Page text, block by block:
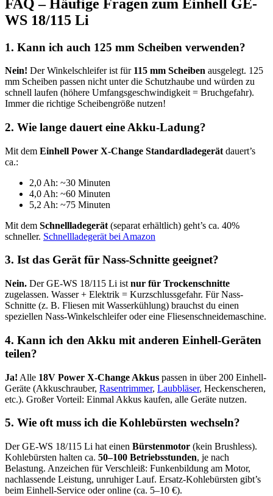
FAQ – Häufige Fragen zum Einhell GE-
WS 18/115 Li
1. Kann ich auch 125 mm Scheiben verwenden?
Nein! Der Winkelschleifer ist für 115 mm Scheiben ausgelegt. 125
mm Scheiben passen nicht unter die Schutzhaube und würden zu
schnell laufen (höhere Umfangsgeschwindigkeit = Bruchgefahr).
Immer die richtige Scheibengröße nutzen!
2. Wie lange dauert eine Akku-Ladung?
Mit dem Einhell Power X-Change Standardladegerät dauert’s
ca.:
2,0 Ah: ~30 Minuten
4,0 Ah: ~60 Minuten
5,2 Ah: ~75 Minuten
Mit dem Schnellladegerät (separat erhältlich) geht’s ca. 40%
schneller. Schnellladegerät bei Amazon
3. Ist das Gerät für Nass-Schnitte geeignet?
Nein. Der GE-WS 18/115 Li ist nur für Trockenschnitte
zugelassen. Wasser + Elektrik = Kurzschlussgefahr. Für Nass-
Schnitte (z. B. Fliesen mit Wasserkühlung) brauchst du einen
speziellen Nass-Winkelschleifer oder eine Fliesenschneidemaschine.
4. Kann ich den Akku mit anderen Einhell-Geräten
teilen?
Ja! Alle 18V Power X-Change Akkus passen in über 200 Einhell-
Geräte (Akkuschrauber, Rasentrimmer, Laubbläser, Heckenscheren,
etc.). Großer Vorteil: Einmal Akkus kaufen, alle Geräte nutzen.
5. Wie oft muss ich die Kohlebürsten wechseln?
Der GE-WS 18/115 Li hat einen Bürstenmotor (kein Brushless).
Kohlebürsten halten ca. 50–100 Betriebsstunden, je nach
Belastung. Anzeichen für Verschleiß: Funkenbildung am Motor,
nachlassende Leistung, unruhiger Lauf. Ersatz-Kohlebürsten gibt’s
beim Einhell-Service oder online (ca. 5–10 €).